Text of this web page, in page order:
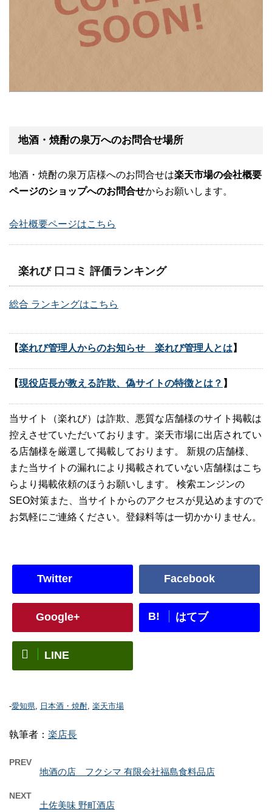
地酒・焼酎の泉万へのお問合せ場所
地酒・焼酎の泉万店様へのお問合せは楽天市場の会社概要
ページのショップへのお問合せからお願いします。
会社概要ページはこちら
楽れび 口コミ 評価ランキング
総合 ランキングはこちら
【楽れび管理人からのお知らせ 楽れび管理人とは 】
【現役店長が教える詐欺、偽サイトの特徴とは？ 】
当サイト（楽れび）は詐欺、悪質な店舗様のサイト掲載は
控えさせていただいております。楽天市場に出店されてい
る店舗様を厳選して掲載しております。 新規の店舗様、
また当サイトの漏れにより掲載されていない店舗様はこち
らより掲載依頼のほうお願いします。 検索エンジンの
SEO対策また、当サイトからのアクセスが見込めますので
お気軽にご連絡ください。登録料等は一切かかりません。
Twitter Facebook
Google+ B! はてブ
LINE
-愛知県, 日本酒・焼酎, 楽天市場
執筆者： 楽店長
PREV
地酒の店 フクシマ 有限会社福島食料品店
NEXT
土佐美味 野町酒店